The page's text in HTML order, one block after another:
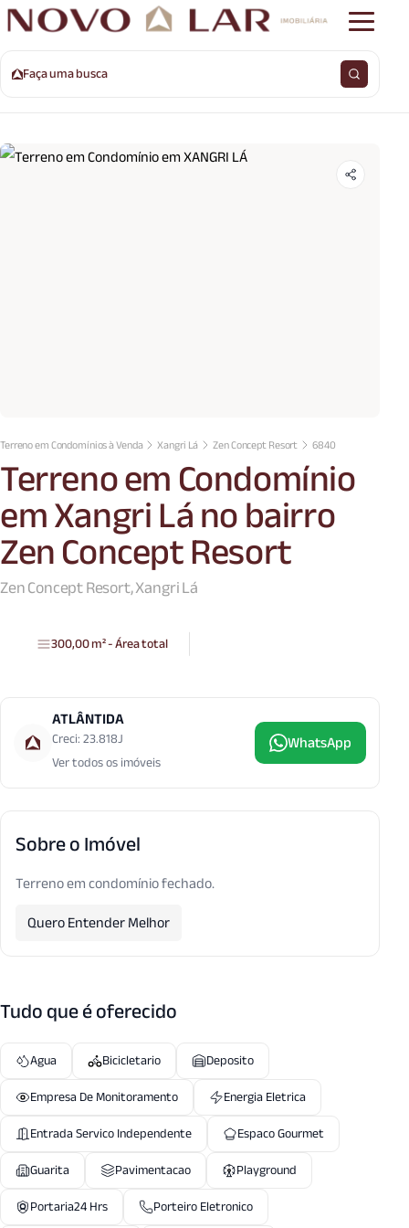
Faça uma busca
Terreno em Condomínios à Venda Xangri Lá Zen Concept Resort 6840
Terreno em Condomínio
em Xangri Lá no bairro
Zen Concept Resort
Zen Concept Resort, Xangri Lá
300,00 m² - Área total
ATLÂNTIDA
Creci: 23.818J
Ver todos os imóveis
WhatsApp
Sobre o Imóvel
Terreno em condomínio fechado.
Quero Entender Melhor
Tudo que é oferecido
Agua Bicicletario
Deposito
Empresa De Monitoramento
Energia Eletrica
Entrada Servico Independente
Espaco Gourmet
Guarita
Pavimentacao
Playground
Portaria24 Hrs
Porteiro Eletronico